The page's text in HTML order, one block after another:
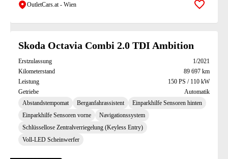
OutletCars.at - Wien Zur
Skoda Octavia Combi 2.0 TDI Ambition
Erstzulassung
1/2021
Kilometerstand
89 697 km
Leistung
150 PS / 110 kW
Getriebe
Automatik
Abstandstempomat
Berganfahrassistent
Einparkhilfe Sensoren hinten
Einparkhilfe Sensoren vorne
Navigationssystem
Schlüssellose Zentralverriegelung (Keyless Entry)
Voll-LED Scheinwerfer